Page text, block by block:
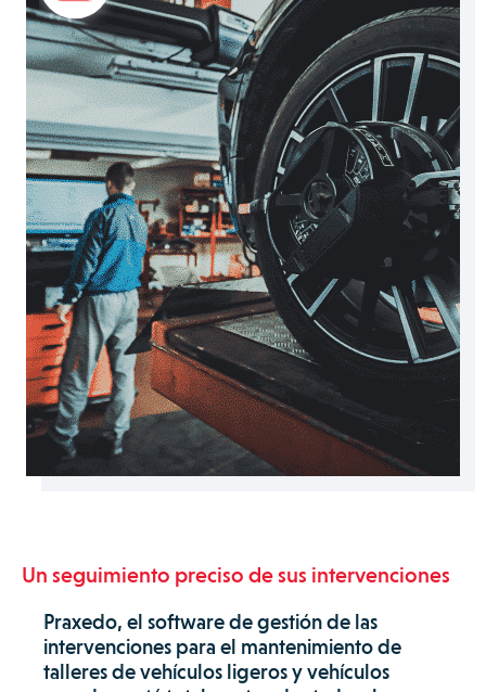
Un seguimiento preciso de sus intervenciones
Praxedo, el software de gestión de las
intervenciones para el mantenimiento de
talleres de vehículos ligeros y vehículos